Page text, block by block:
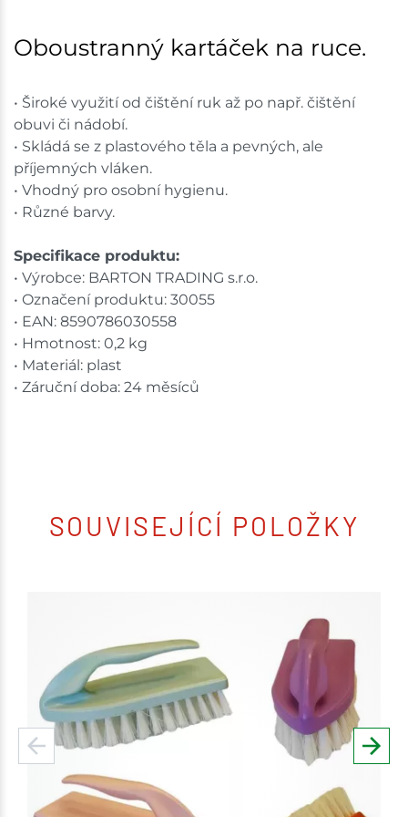
Mohelnice
Nové Město
Skladem na prodejně - doručení do 7 dnů
Velká Bíteš
Skladové množství na prodejnách je pouze orientační.
Ceny na prodejnách se mohou lišit od cen na e-
shopu.
Oboustranný kartáček na ruce.
• Široké využití od čištění ruk až po např. čištění
obuvi či nádobí.
• Skládá se z plastového těla a pevných, ale
příjemných vláken.
• Vhodný pro osobní hygienu.
• Různé barvy.
Specifikace produktu:
• Výrobce: BARTON TRADING s.r.o.
• Označení produktu: 30055
• EAN: 8590786030558
• Hmotnost: 0,2 kg
• Materiál: plast
• Záruční doba: 24 měsíců
SOUVISEJÍCÍ POLOŽKY